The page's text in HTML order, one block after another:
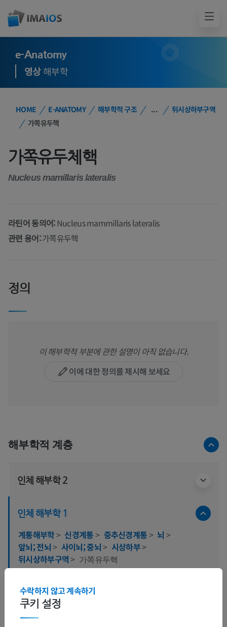
e-Anatomy
영상해부학
HOME E-ANATOMY 해부학적 구조 ...
뒤시상하부구역
가쪽유두핵
가쪽유두체핵
Nucleus mamillaris lateralis
라틴어 동의어:Nucleus mammillaris lateralis
관련 용어:가쪽유두핵
정의
이 해부학적 부분에 관한 설명이 아직 없습니다.
이에 대한 정의를 제시해 보세요
해부학적 계층
인체 해부학 2
인체 해부학 1
계통해부학> 신경계통> 중추신경계통> 뇌 >
앞뇌; 전뇌> 사이뇌; 중뇌> 시상하부>
뒤시상하부구역> 가쪽유두핵
쿠키 설정
수락하지 않고 계속하기